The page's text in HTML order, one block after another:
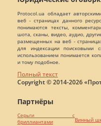
Protocol.ua обладает
веб - страницах данного
понимаются тексты,
шота, сканы, видео, аудио,
размещенных на веб -
для индексации поисковыми
использованием понимается
и тому подобное.
Полный текст
Copyright © 2014-2026
Партнёры
Серьги с
бриллиантами
Винный